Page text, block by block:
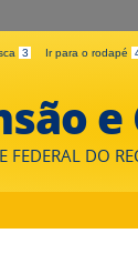
3 Ir para o rodapé
FEDERAL DO